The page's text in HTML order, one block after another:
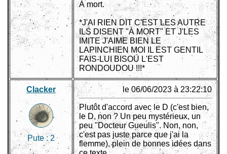
À mort.
*J'AI RIEN DIT C'EST LES AUTRE
ILS DISENT "À MORT" ET J'LES
IMITE J'AIME BIEN LE
LAPINCHIEN MOI IL EST GENTIL
FAIS-LUI BISOU L'EST
RONDOUDOU !!!*
Clacker
Pute :2
le 06/06/2023 à 23:22:10
Plutôt d'accord avec le D (c'est bien,
le D, non ? Un peu mystérieux, un
peu "Docteur Gueulis". Non, non,
c'est pas juste parce que j'ai la
flemme), plein de bonnes idées dans